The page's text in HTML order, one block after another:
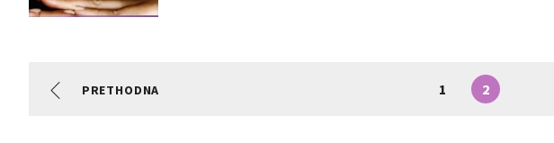
PRETHODNA 1 2